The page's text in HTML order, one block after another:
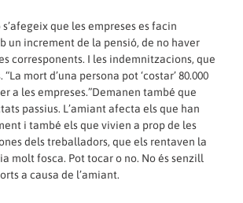
que les empreses es facin
un increment de la pensió, de no haver
corresponents. I les indemnitzacions, que
mort d’una persona pot ‘costar’ 80.000
a les empreses.”Demanen també que
passius. L’amiant afecta els que han
i també els que vivien a prop de les
dels treballadors, que els rentaven la
molt fosca. Pot tocar o no. No és senzill
a causa de l’amiant.